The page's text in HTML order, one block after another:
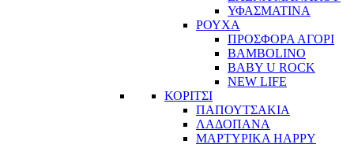
ΥΦΑΣΜΑΤΙΝΑ
ΡΟΥΧΑ
ΠΡΟΣΦΟΡΑ ΑΓΟΡΙ
BAMBOLINO
BABY U ROCK
NEW LIFE
ΚΟΡΙΤΣΙ
ΠΑΠΟΥΤΣΑΚΙΑ
ΛΑΔΟΠΑΝΑ
ΜΑΡΤΥΡΙΚΑ HAPPY